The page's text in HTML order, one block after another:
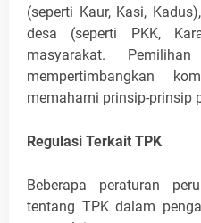
(seperti Kaur, Kasi,
desa (seperti PKK,
masyarakat.
mempertimbangkan
memahami prinsip-prinsip
Regulasi Terkait TPK
Beberapa peraturan
tentang TPK dalam